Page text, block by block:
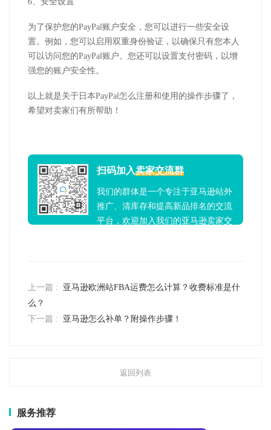
为了保护您的PayPal账户安全，您可以进行一些安全设
置。例如，您可以启用双重身份验证，以确保只有您本人
可以访问您的PayPal账户。您还可以设置支付密码，以增
强您的账户安全性。
以上就是关于日本PayPal怎么注册和使用的操作步骤了，
希望对卖家们有所帮助！
扫码加入卖家交流群
我们的群体是一个专注于亚马逊站外
推广、清库存和提高新品排名的交流
平台，欢迎加入我们的亚马逊卖家交
上一篇 :
亚马逊欧洲站FBA运费怎么计算？收费标准是什
么？
下一篇 :
亚马逊怎么补单？附操作步骤！
返回列表
服务推荐